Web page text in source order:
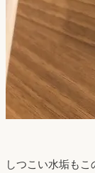
しつこい水垢も